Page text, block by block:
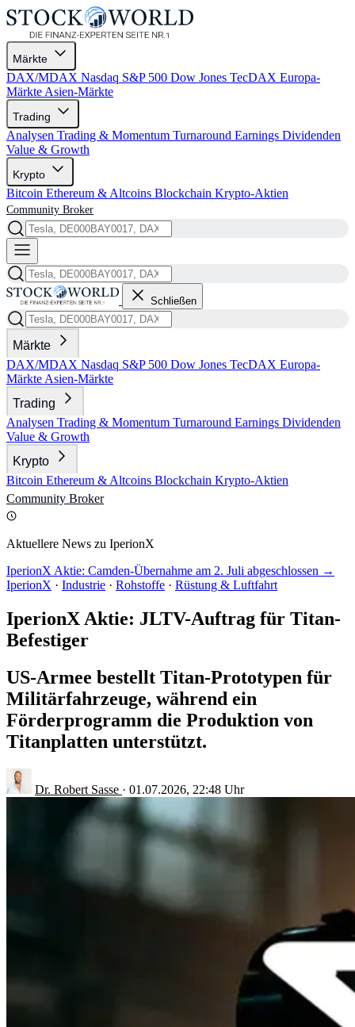
Märkte
DAX/MDAX Nasdaq S&P 500 Dow Jones TecDAX Europa-
Märkte Asien-Märkte
Trading
Analysen Trading & Momentum Turnaround Earnings Dividenden
Value & Growth
Krypto
Bitcoin Ethereum & Altcoins Blockchain Krypto-Aktien
Community Broker
Schließen
Märkte
DAX/MDAX Nasdaq S&P 500 Dow Jones TecDAX Europa-
Märkte Asien-Märkte
Trading
Analysen Trading & Momentum Turnaround Earnings Dividenden
Value & Growth
Krypto
Bitcoin Ethereum & Altcoins Blockchain Krypto-Aktien
Community Broker
Aktuellere News zu IperionX
IperionX Aktie: Camden-Übernahme am 2. Juli abgeschlossen →
IperionX · Industrie · Rohstoffe · Rüstung & Luftfahrt
IperionX Aktie: JLTV-Auftrag für Titan-
Befestiger
US-Armee bestellt Titan-Prototypen für
Militärfahrzeuge, während ein
Förderprogramm die Produktion von
Titanplatten unterstützt.
Dr. Robert Sasse · 01.07.2026, 22:48 Uhr